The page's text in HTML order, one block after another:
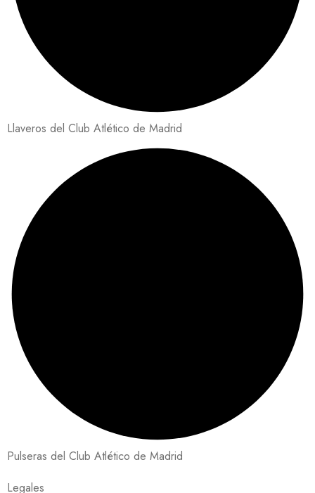
Llaveros del Club Atlético de Madrid
Pulseras del Club Atlético de Madrid
Legales